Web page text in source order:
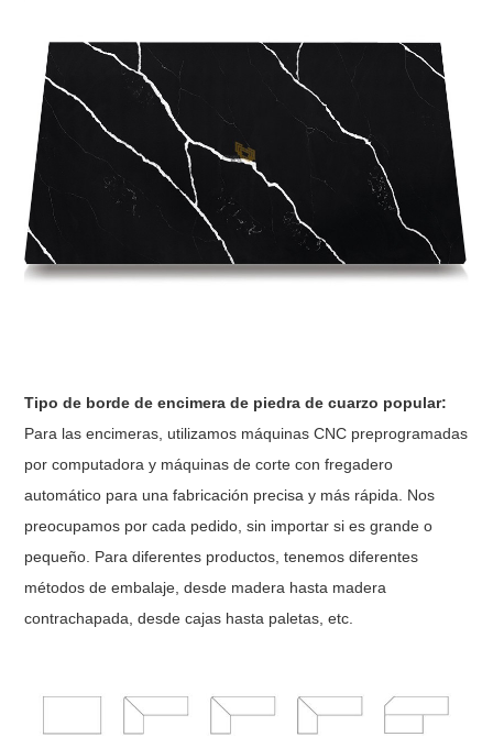
Tipo de borde de encimera de piedra de cuarzo popular:
Para las encimeras, utilizamos máquinas CNC preprogramadas
por computadora y máquinas de corte con fregadero
automático para una fabricación precisa y más rápida. Nos
preocupamos por cada pedido, sin importar si es grande o
pequeño. Para diferentes productos, tenemos diferentes
métodos de embalaje, desde madera hasta madera
contrachapada, desde cajas hasta paletas, etc.